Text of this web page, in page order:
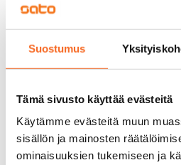
Suostumus
Tämä sivusto käyttää evästeitä
Käytämme evästeitä muun
sisällön ja mainosten
ominaisuuksien tukemiseen ja